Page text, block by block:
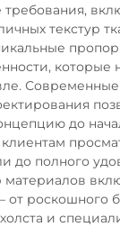
текстур
которые
до
до полного
материалов
от роскошного
и